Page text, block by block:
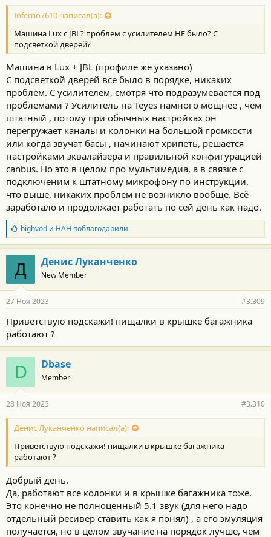
Inferno7610 написал(а):
Машина Lux с JBL? проблем с усилителем НЕ было? С
подсветкой дверей?
Машина в Lux + JBL (профиле же указано)
С подсветкой дверей все было в порядке, никаких
проблем. С усилителем, смотря что подразумевается под
проблемами ? Усилитель на Teyes намного мощнее , чем
штатный , потому при обычных настройках он
перегружает каналы и колонки на большой громкости
или когда звучат басы , начинают хрипеть, решается
настройками эквалайзера и правильной конфигурацией
canbus. Но это в целом про мультимедиа, а в связке с
подключеним к штатному микрофону по инструкции,
что выше, никаких проблем не возникло вообще. Всё
заработало и продолжает работать по сей день как надо.
Б
л
а
г
о
д
а
н
с
т
и
:
highvodи НАН поблагодарили
Д Денис Луканченко
New Member
27 Ноя 2023 #3.309
Приветствую подскажи! пищалки в крышке багажника
работают ?
D Dbase
Member
28 Ноя 2023 #3.310
Денис Луканченко написал(а):
Приветствую подскажи! пищалки в крышке багажника
работают ?
Добрый день.
Да, работают все колонки и в крышке багажника тоже.
Это конечно не полноценный 5.1 звук (для него надо
отдельный ресивер ставить как я понял) , а его эмуляция
получается, но в целом звучание на порядок лучше, чем